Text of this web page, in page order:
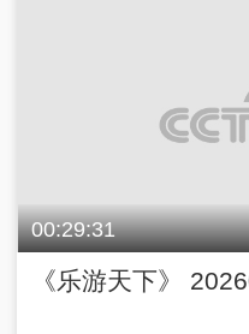
00:29:31
《乐游天下》